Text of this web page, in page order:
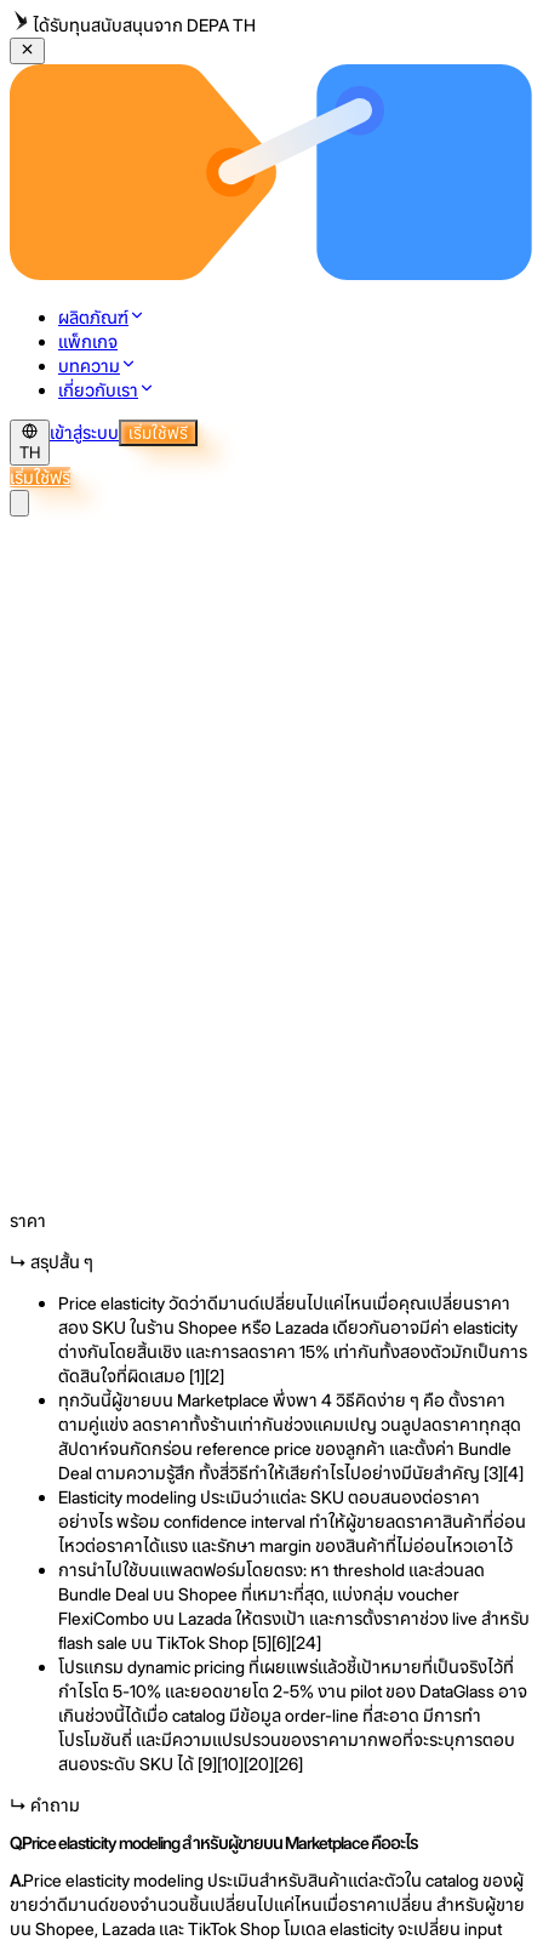
ได้รับทุนสนับสนุนจาก DEPA TH
ผลิตภัณฑ์
แพ็กเกจ
บทความ
เกี่ยวกับเรา
TH
เข้าสู่ระบบ เริ่มใช้ฟรี
เริ่มใช้ฟรี
Average uplift borrowed from sibling pack sizes
ราคา
↳ สรุปสั้น ๆ
Price elasticity วัดว่าดีมานด์เปลี่ยนไปแค่ไหนเมื่อคุณเปลี่ยนราคา
สอง SKU ในร้าน Shopee หรือ Lazada เดียวกันอาจมีค่า elasticity
ต่างกันโดยสิ้นเชิง และการลดราคา 15% เท่ากันทั้งสองตัวมักเป็นการ
ตัดสินใจที่ผิดเสมอ [1][2]
ทุกวันนี้ผู้ขายบน Marketplace พึ่งพา 4 วิธีคิดง่าย ๆ คือ ตั้งราคา
ตามคู่แข่ง ลดราคาทั้งร้านเท่ากันช่วงแคมเปญ วนลูปลดราคาทุกสุด
สัปดาห์จนกัดกร่อน reference price ของลูกค้า และตั้งค่า Bundle
Deal ตามความรู้สึก ทั้งสี่วิธีทำให้เสียกำไรไปอย่างมีนัยสำคัญ [3][4]
Elasticity modeling ประเมินว่าแต่ละ SKU ตอบสนองต่อราคา
อย่างไร พร้อม confidence interval ทำให้ผู้ขายลดราคาสินค้าที่อ่อน
ไหวต่อราคาได้แรง และรักษา margin ของสินค้าที่ไม่อ่อนไหวเอาไว้
การนำไปใช้บนแพลตฟอร์มโดยตรง: หา threshold และส่วนลด
Bundle Deal บน Shopee ที่เหมาะที่สุด, แบ่งกลุ่ม voucher
FlexiCombo บน Lazada ให้ตรงเป้า และการตั้งราคาช่วง live สำหรับ
flash sale บน TikTok Shop [5][6][24]
โปรแกรม dynamic pricing ที่เผยแพร่แล้วชี้เป้าหมายที่เป็นจริงไว้ที่
กำไรโต 5-10% และยอดขายโต 2-5% งาน pilot ของ DataGlass อาจ
เกินช่วงนี้ได้เมื่อ catalog มีข้อมูล order-line ที่สะอาด มีการทำ
โปรโมชันถี่ และมีความแปรปรวนของราคามากพอที่จะระบุการตอบ
สนองระดับ SKU ได้ [9][10][20][26]
↳ คำถาม
Q.Price elasticity modeling สำหรับผู้ขายบน Marketplace คืออะไร
A.Price elasticity modeling ประเมินสำหรับสินค้าแต่ละตัวใน catalog ของผู้
ขายว่าดีมานด์ของจำนวนชิ้นเปลี่ยนไปแค่ไหนเมื่อราคาเปลี่ยน สำหรับผู้ขาย
บน Shopee, Lazada และ TikTok Shop โมเดล elasticity จะเปลี่ยน input